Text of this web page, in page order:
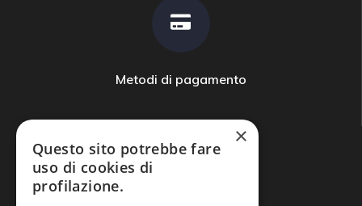
Metodi di pagamento
×
Questo sito potrebbe fare
uso di cookies di
profilazione.